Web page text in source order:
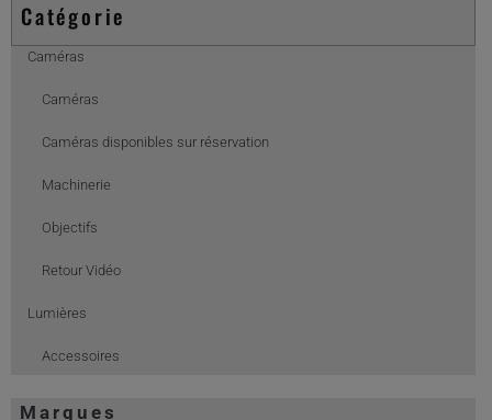
Catégorie
Caméras
Caméras
Caméras disponibles sur réservation
Machinerie
Objectifs
Retour Vidéo
Lumières
Accessoires
Marques